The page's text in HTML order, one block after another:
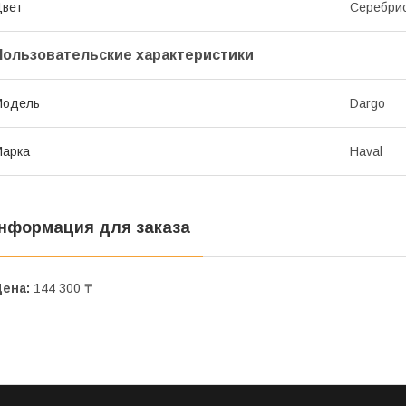
характеристики
Dargo
Haval
для заказа
144 300 ₸